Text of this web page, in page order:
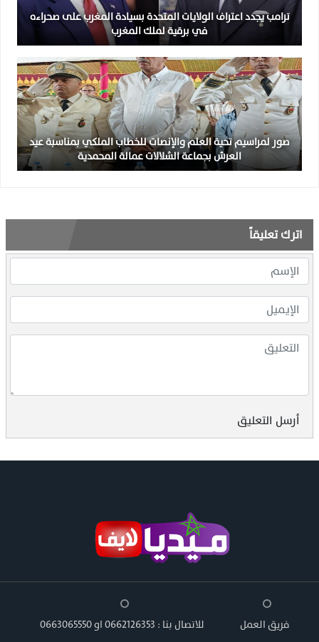
ترامب يجدد اعتراف الولايات المتحدة بسيادة المغرب على صحراءه
في برقية لملك المغرب
صور لمراسيم تحية العلم والإنصات للخطاب الملكي بمناسبة عيد
العرش بجماعة الشلالات عمالة المحمدية
اترك تعليقاً
أرسل التعليق
فريق العمل للاتصال بنا : 0662126353 او 0663065550